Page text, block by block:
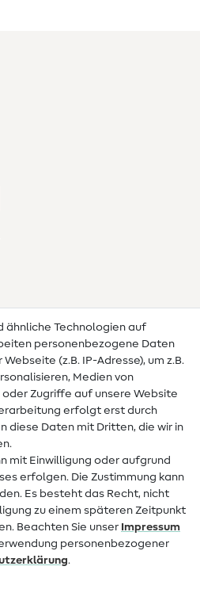
ähnliche Technologien auf
personenbezogene Daten
(z.B. IP-Adresse), um z.B.
Medien von
Zugriffe auf unsere Website
erfolgt erst durch
diese Daten mit Dritten, die wir in
mit Einwilligung oder aufgrund
erfolgen. Die Zustimmung kann
Es besteht das Recht, nicht
zu einem späteren Zeitpunkt
Beachten Sie unser Impressum
personenbezogener
.